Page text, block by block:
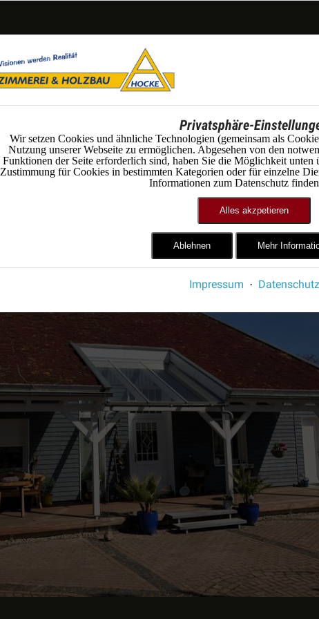
Privatsphäre-
Wir setzen Cookies und ähnliche Technologien (gemeinsam als
Nutzung unserer Webseite zu ermöglichen. Abgesehen von den
Funktionen der Seite erforderlich sind, haben Sie die Möglichkeit
Zustimmung für Cookies in bestimmten Kategorien oder für einzelne
Informationen zum Datenschutz
Alles akzpetieren
Ablehnen Mehr
Impressum · Datenschutz